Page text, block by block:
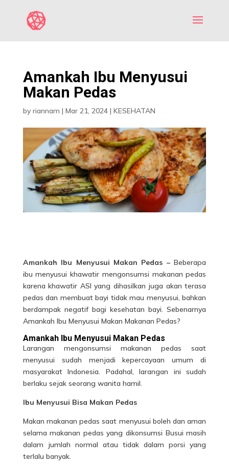
Amankah Ibu Menyusui
Makan Pedas
by riannam | Mar 21, 2024| KESEHATAN
Amankah Ibu Menyusui Makan Pedas –Beberapa
ibu menyusui khawatir mengonsumsi makanan pedas
karena khawatir ASI yang dihasilkan juga akan terasa
pedas dan membuat bayi tidak mau menyusui, bahkan
berdampak negatif bagi kesehatan bayi. Sebenarnya
Amankah Ibu Menyusui Makan Makanan Pedas?
Amankah Ibu Menyusui Makan Pedas
Larangan mengonsumsi makanan pedas saat
menyusui sudah menjadi kepercayaan umum di
masyarakat Indonesia. Padahal, larangan ini sudah
berlaku sejak seorang wanita hamil.
Ibu Menyusui Bisa Makan Pedas
Makan makanan pedas saat menyusui boleh dan aman
selama makanan pedas yang dikonsumsi Busui masih
dalam jumlah normal atau tidak dalam porsi yang
terlalu banyak.